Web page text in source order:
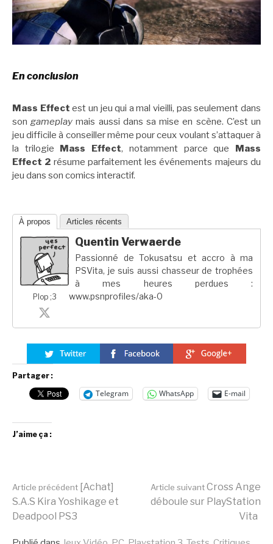
En conclusion
Mass Effect est un jeu qui a mal vieilli, pas seulement dans
songameplay mais aussi dans sa mise en scène. C’est un
jeu difficile à conseiller même pour ceux voulant s’attaquer à
la trilogie Mass Effect, notamment parce que Mass
Effect 2 résume parfaitement les événements majeurs du
jeu dans son comics interactif.
À propos Articles récents
Plop ;3
Quentin Verwaerde
Passionné de Tokusatsu et accro à ma
PSVita, je suis aussi chasseur de trophées
à mes heures perdues :
www.psnprofiles/aka-0
Partager :
Telegram WhatsApp E-mail
J’aime ça :
Lire
Article précédent [Achat]
S.A.S Kira Yoshikage et
Deadpool PS3
Article suivantCross Ange
déboule sur PlayStation
Vita